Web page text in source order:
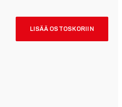
LISÄÄ OSTOSKORIIN